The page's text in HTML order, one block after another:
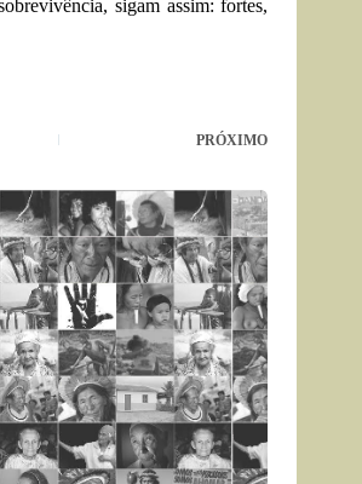
sigam assim: fortes,
PRÓXIMO